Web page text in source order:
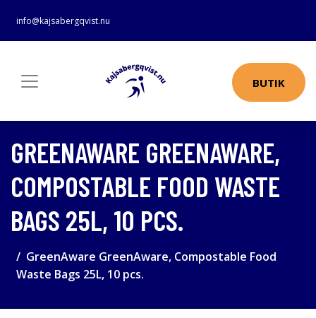
info@kajsabergqvist.nu
BUTIK
GREENAWARE GREENAWARE,
COMPOSTABLE FOOD WASTE
BAGS 25L, 10 PCS.
GreenAware GreenAware, Compostable Food
Waste Bags 25L, 10 pcs.